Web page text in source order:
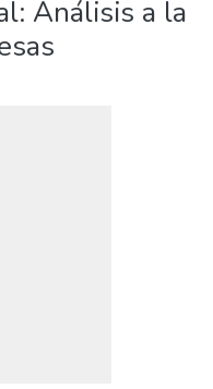
Análisis a la